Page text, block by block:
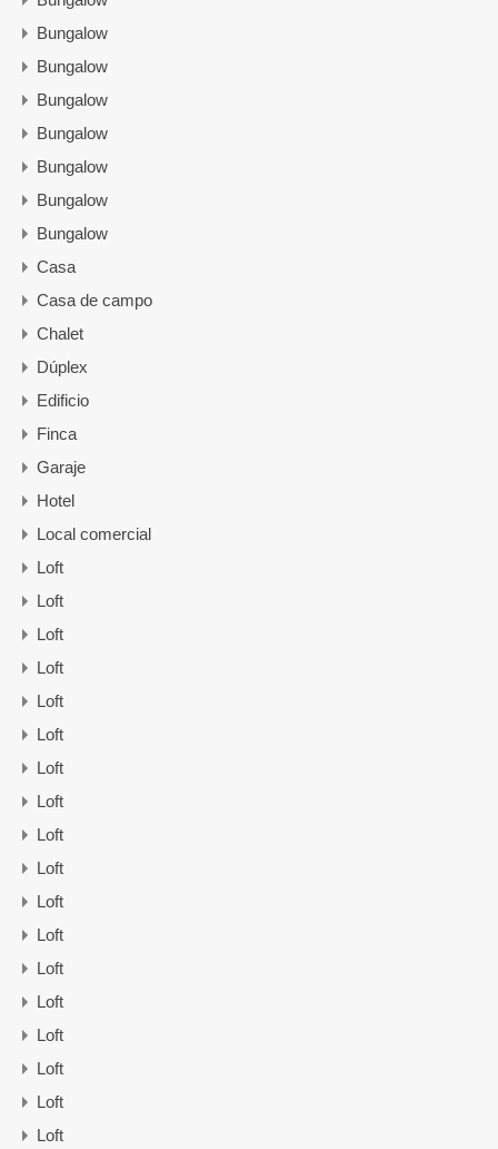
Bungalow
Bungalow
Bungalow
Bungalow
Bungalow
Bungalow
Bungalow
Casa
Casa de campo
Chalet
Dúplex
Edificio
Finca
Garaje
Hotel
Local comercial
Loft
Loft
Loft
Loft
Loft
Loft
Loft
Loft
Loft
Loft
Loft
Loft
Loft
Loft
Loft
Loft
Loft
Loft